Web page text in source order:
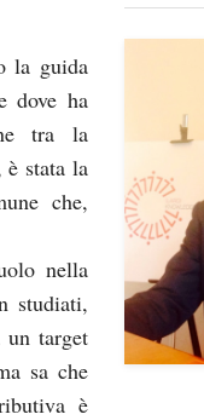
la guida
dove ha
tra la
stata la
che,
nella
studiati,
un target
sa che
è